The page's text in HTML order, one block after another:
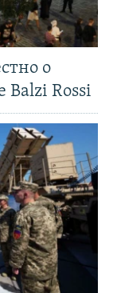
о
Balzi Rossi